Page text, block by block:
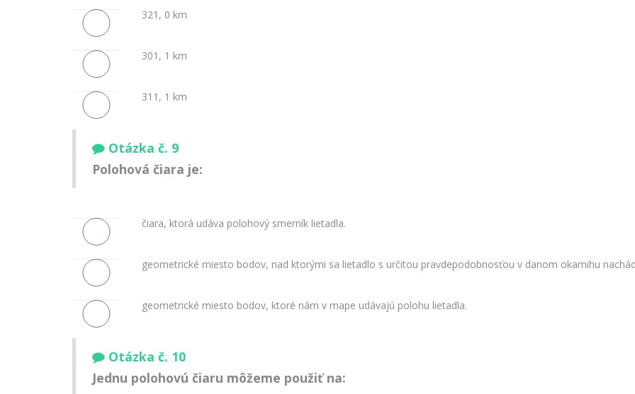
321, 0 km
301, 1 km
311, 1 km
Otázka č. 9
Polohová čiara je:
čiara, ktorá udáva polohový smerník lietadla.
geometrické miesto bodov, nad ktorými sa lietadlo s určitou pravdepodobnosťou v danom okamihu
geometrické miesto bodov, ktoré nám v mape udávajú polohu lietadla.
Otázka č. 10
Jednu polohovú čiaru môžeme použiť na: